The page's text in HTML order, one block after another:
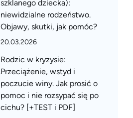
szklanego dziecka):
niewidzialne rodzeństwo.
Objawy, skutki, jak pomóc?
20.03.2026
Rodzic w kryzysie:
Przeciążenie, wstyd i
poczucie winy. Jak prosić o
pomoc i nie rozsypać się po
cichu? [+TEST i PDF]